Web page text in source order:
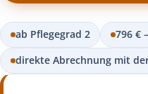
ab Pflegegrad 2 796 €
direkte Abrechnung mit